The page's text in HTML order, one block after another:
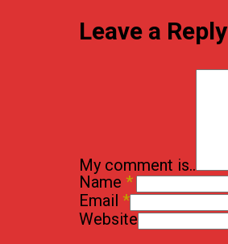
Leave a Reply
My comment is..
Name *
Email *
Website